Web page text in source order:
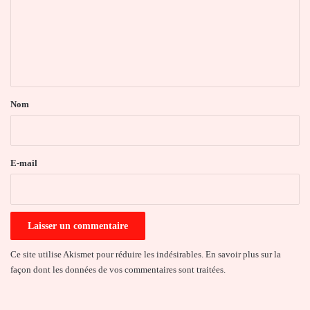
a
e
Nom
E-mail
Ce site utilise Akismet pour réduire les indésirables. En savoir plus sur la
façon dont les données de vos commentaires sont traitées